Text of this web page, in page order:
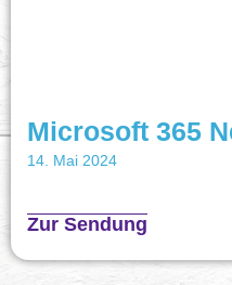
Microsoft 365
14. Mai 2024
Zur Sendung